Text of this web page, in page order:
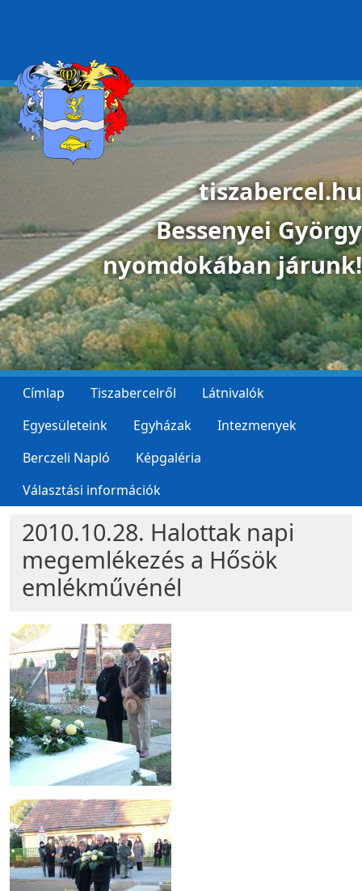
tiszabercel.hu
Bessenyei György
nyomdokában járunk!
Címlap Tiszabercelről
Látnivalók
Egyesületeink
Egyházak
Intezmenyek
Berczeli Napló
Képgaléria
Választási információk
2010.10.28. Halottak napi
megemlékezés a Hősök
emlékművénél